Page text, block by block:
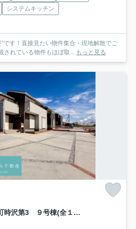
システムキッチン
です！直接見たい物件集合・現地解散でご
されている物件もほぼ取... もっと見る
【新築】前橋市富士見町時沢第3 ９号棟(全１１棟) クリエートの家 新築建売分譲